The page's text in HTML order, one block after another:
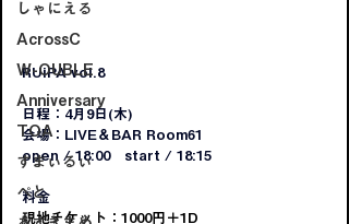
しゃにえる
AcrossC
W-OUBLE
Anniversary
TOA
すまぃるぃ
ぺと
RUiPA vol.8
日程：4月9日(木)
会場：LIVE＆BAR Room61
open / 18:00　start / 18:15
料金
現地チケット：1000円＋1D